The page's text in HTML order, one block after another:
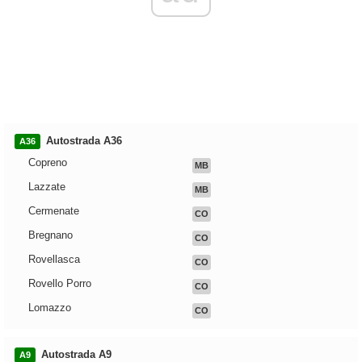
A36
Autostrada A36
Copreno
MB
Lazzate MB
Cermenate CO
Bregnano CO
Rovellasca CO
Rovello Porro CO
Lomazzo CO
A9
Autostrada A9